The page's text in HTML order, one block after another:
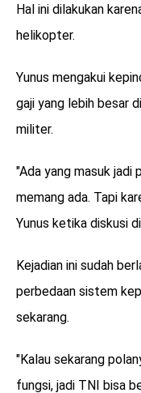
Hal ini dilakukan
helikopter.
Yunus mengakui
gaji yang lebih besar
militer.
"Ada yang masuk
memang ada. Tapi
Yunus ketika diskusi
Kejadian ini sudah
perbedaan sistem
sekarang.
"Kalau sekarang
fungsi, jadi TNI bisa